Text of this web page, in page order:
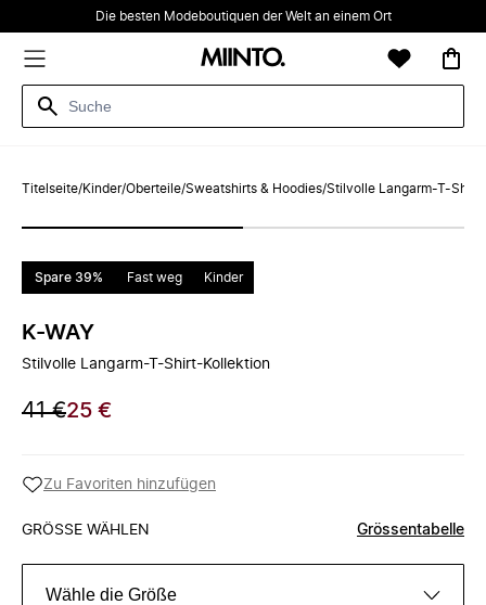
Die besten Modeboutiquen der Welt an einem Ort
Titelseite/Kinder/Oberteile/Sweatshirts & Hoodies/Stilvolle Langarm-T-
Spare 39% Fast weg Kinder
K-WAY
Stilvolle Langarm-T-Shirt-Kollektion
41 €25 €
Zu Favoriten hinzufügen
GRÖSSE WÄHLEN Grössentabelle
Wähle die Größe